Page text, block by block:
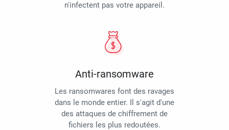
n'infectent pas votre appareil.
Anti-ransomware
Les ransomwares font des ravages
dans le monde entier. Il s'agit d'une
des attaques de chiffrement de
fichiers les plus redoutées.